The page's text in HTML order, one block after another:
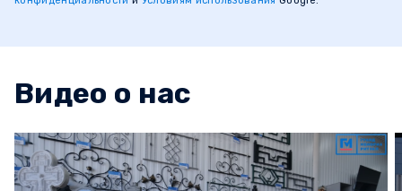
Видео о нас